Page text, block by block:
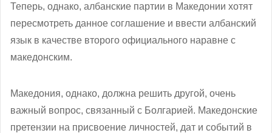
Теперь, однако, албанские партии в Македонии хотят
пересмотреть данное соглашение и ввести албанский
язык в качестве второго официального наравне с
македонским.
Македония, однако, должна решить другой, очень
важный вопрос, связанный с Болгарией. Македонские
претензии на присвоение личностей, дат и событий в